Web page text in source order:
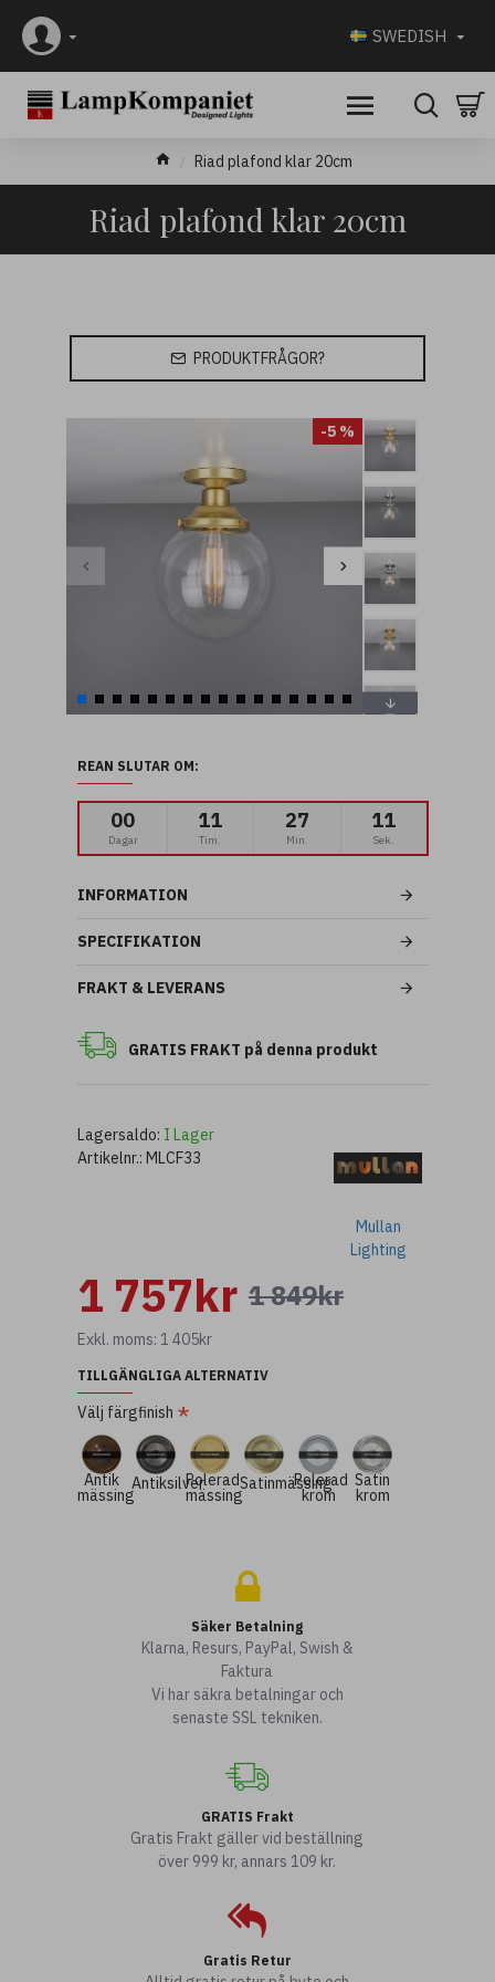
SWEDISH
Riad plafond klar 20cm
Riad plafond klar 20cm
PRODUKTFRÅGOR?
-5 %
INFORMATION
SPECIFIKATION
FRAKT & LEVERANS
GRATIS FRAKT på denna produkt
REAN SLUTAR OM:
00
Dagar
11
Tim.
27
Min.
10
Sek.
1 849kr
1 757kr
Exkl. moms: 1 405kr
Lagersaldo: I Lager
Artikelnr.: MLCF33
Mullan
Lighting
TILLGÄNGLIGA ALTERNATIV
Välj färgfinish
Antik
mässing
AntiksilverPolerad
mässing
Satinmässing
Polerad
krom
Satin
krom
Säker Betalning
Klarna, Resurs, PayPal, Swish &
Faktura
Vi har säkra betalningar och
senaste SSL tekniken.
GRATIS Frakt
Gratis Frakt gäller vid beställning
över 999 kr, annars 109 kr.
Gratis Retur